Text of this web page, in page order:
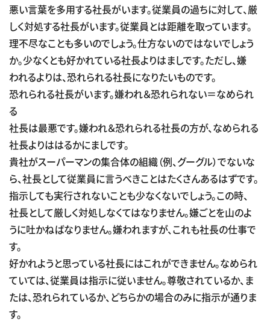
悪い言葉を多用する社長がいます。従業員の過ちに対して、厳
しく対処する社長がいます。従業員とは距離を取っています。
理不尽なことも多いのでしょう。仕方ないのではないでしょう
か。少なくとも好かれている社長よりはましです。ただし、嫌
われるよりは、恐れられる社長になりたいものです。
恐れられる社長がいます。嫌われ＆恐れられない＝なめられ
る
社長は最悪です。嫌われ＆恐れられる社長の方が、なめられる
社長よりははるかにましです。
貴社がスーパーマンの集合体の組織（例、グーグル）でないな
ら、社長として従業員に言うべきことはたくさんあるはずです。
指示しても実行されないことも少なくないでしょう。この時、
社長として厳しく対処しなくてはなりません。嫌ごとを山のよ
うに吐かねばなりません。嫌われますが、これも社長の仕事で
す。
好かれようと思っている社長にはこれができません。なめられ
ていては、従業員は指示に従いません。尊敬されているか、ま
たは、恐れられているか、どちらかの場合のみに指示が通りま
す。